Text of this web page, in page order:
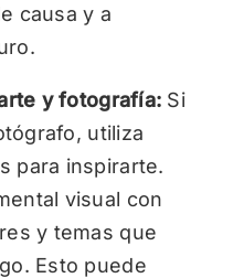
causa y a
y fotografía: Si
utiliza
para inspirarte.
visual con
y temas que
Esto puede